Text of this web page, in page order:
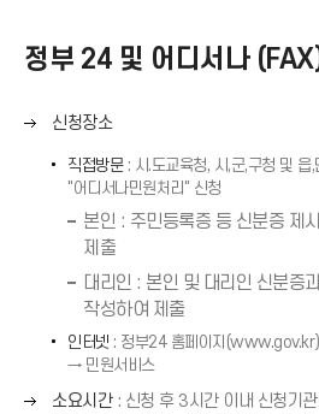
정부 24 및 어디서나
오
쪽
신청장소
직접방문: 시.도교육청, 시,군,구청 및 읍,
"어디서나민원처리" 신청
본인 : 주민등록증 등 신분증 제
제출
대리인 : 본인 및 대리인 신분증
작성하여 제출
인터넷 : 정부24 홈페이지
→ 민원서비스
오
소요시간: 신청 후 3시간 이내 신청기